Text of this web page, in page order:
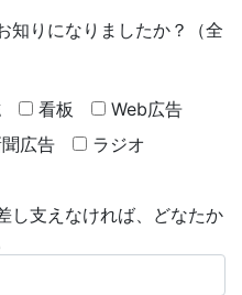
知りになりましたか？
（全
看板
Web広告
広告
ラジオ
し支えなければ、どなたか